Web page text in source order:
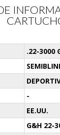
.22-3000
-
EE.UU.
G&H 22-